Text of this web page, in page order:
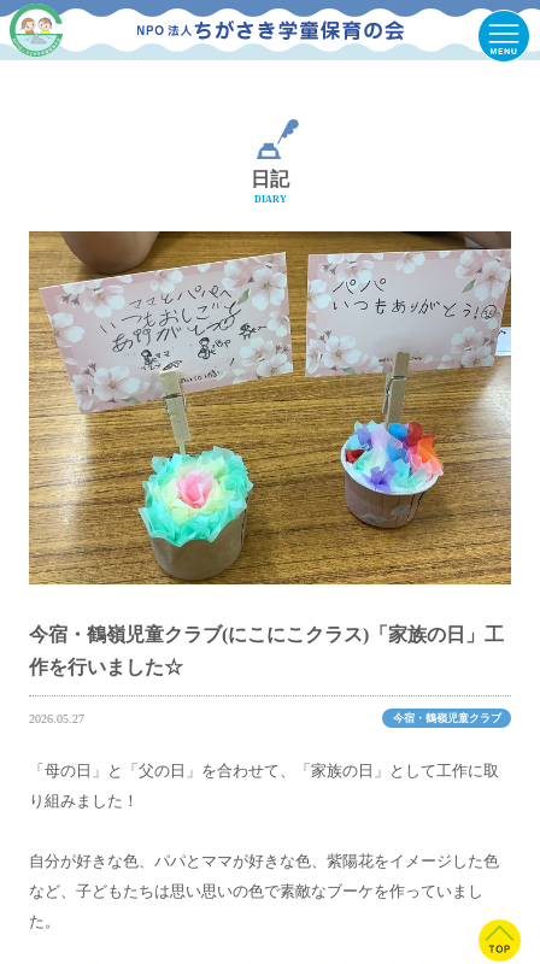
日記
DIARY
今宿・鶴嶺児童クラブ(にこにこクラス)「家族の日」工
作を行いました☆
2026.05.27 今宿・鶴嶺児童クラブ
「母の日」と「父の日」を合わせて、「家族の日」として工作に取
り組みました！
自分が好きな色、パパとママが好きな色、紫陽花をイメージした色
など、子どもたちは思い思いの色で素敵なブーケを作っていまし
た。